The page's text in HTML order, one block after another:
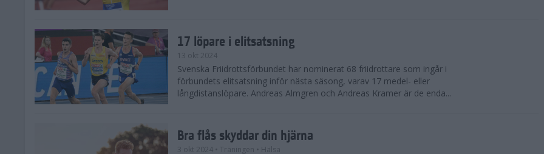
17 löpare i elitsatsning
13 okt 2024
Svenska Friidrottsförbundet har nominerat 68 friidrottare som ingår i
förbundets elitsatsning inför nästa säsong, varav 17 medel- eller
långdistanslöpare. Andreas Almgren och Andreas Kramer är de enda...
Bra flås skyddar din hjärna
3 okt 2024 • Träningen • Hälsa